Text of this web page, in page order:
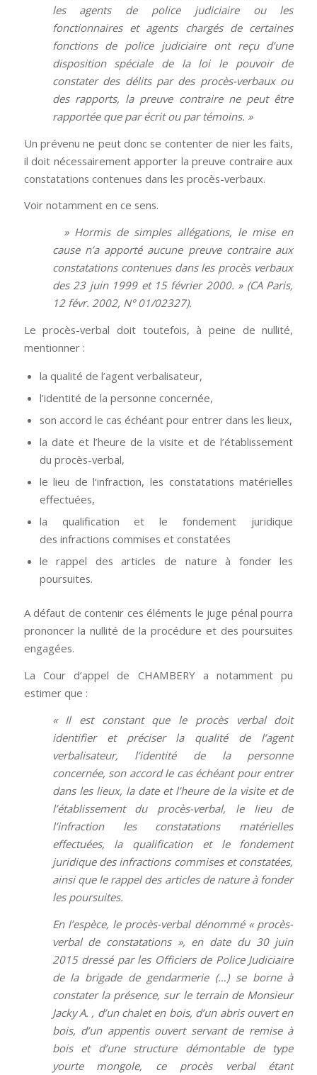
les agents de police judiciaire ou les
fonctionnaires et agents chargés de certaines
fonctions de police judiciaire ont reçu d’une
disposition spéciale de la loi le pouvoir de
constater des délits par des procès-verbaux ou
des rapports, la preuve contraire ne peut être
rapportée que par écrit ou par témoins. »
Un prévenu ne peut donc se contenter de nier les faits,
il doit nécessairement apporter la preuve contraire aux
constatations contenues dans les procès-verbaux.
Voir notamment en ce sens.
» Hormis de simples allégations, le mise en
cause n’a apporté aucune preuve contraire aux
constatations contenues dans les procès verbaux
des 23 juin 1999 et 15 février 2000. » (CA Paris,
12 févr. 2002, N° 01/02327).
Le procès-verbal doit toutefois, à peine de nullité,
mentionner :
la qualité de l’agent verbalisateur,
l’identité de la personne concernée,
son accord le cas échéant pour entrer dans les lieux,
la date et l’heure de la visite et de l’établissement
du procès-verbal,
le lieu de l‘infraction, les constatations matérielles
effectuées,
la qualification et le fondement juridique
des infractions commises et constatées
le rappel des articles de nature à fonder les
poursuites.
A défaut de contenir ces éléments le juge pénal pourra
prononcer la nullité de la procédure et des poursuites
engagées.
La Cour d’appel de CHAMBERY a notamment pu
estimer que :
« Il est constant que le procès verbal doit
identifier et préciser la qualité de l’agent
verbalisateur, l’identité de la personne
concernée, son accord le cas échéant pour entrer
dans les lieux, la date et l’heure de la visite et de
l’établissement du procès-verbal, le lieu de
l’infraction les constatations matérielles
effectuées, la qualification et le fondement
juridique des infractions commises et constatées,
ainsi que le rappel des articles de nature à fonder
les poursuites.
En l’espèce, le procès-verbal dénommé « procès-
verbal de constatations », en date du 30 juin
2015 dressé par les Officiers de Police Judiciaire
de la brigade de gendarmerie (…) se borne à
constater la présence, sur leterrainde Monsieur
Jacky A. , d’un chalet en bois, d’un abris ouvert en
bois, d’un appentis ouvert servant de remise à
bois et d’une structure démontable de type
yourte mongole, ce procès verbal étant